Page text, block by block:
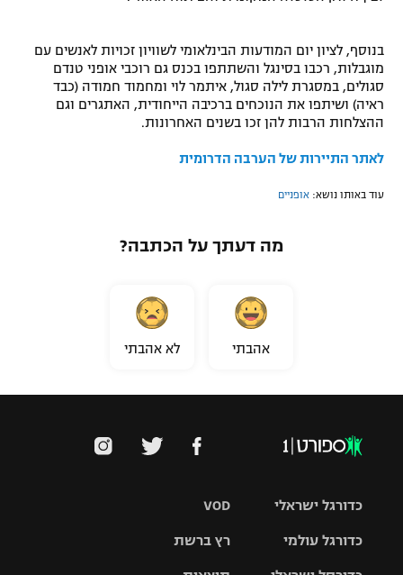
בנוסף, לציון יום המודעות הבינלאומי לשוויון זכויות לאנשים עם
מוגבלות, רכבו בסינגל והשתתפו בכנס גם רוכבי אופני טנדם
סגולים, במסגרת לילה סגול, איתמר לוי ומחמוד חמודה (כבד
ראיה) ושיתפו את הנוכחים ברכיבה הייחודית, האתגרים וגם
ההצלחות הרבות להן זכו בשנים האחרונות.
לאתר התיירות של הערבה הדרומית
עוד באותו נושא: אופניים
מה דעתך על הכתבה?
אהבתי לא אהבתי
VOD
רץ ברשת
כדורגל ישראלי
כדורגל עולמי